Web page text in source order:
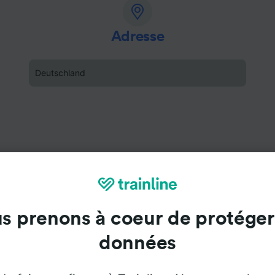
Adresse
Deutschland
prenons à coeur de
données